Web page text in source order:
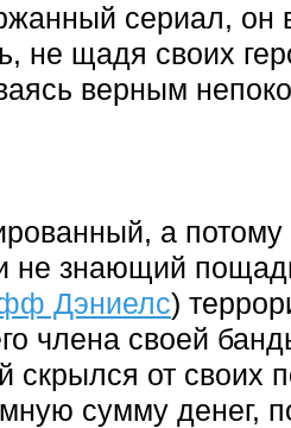
сериал, он
не щадя своих
верным
а
не знающий
Дэниелс)
члена своей
скрылся от своих
сумму денег,